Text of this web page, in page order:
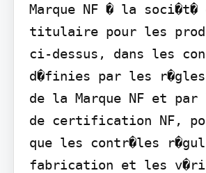
Marque NF � la
titulaire pour les
ci-dessus, dans les
d�finies par les r�gles
de la Marque NF et
de certification NF,
que les contr�les
fabrication et les